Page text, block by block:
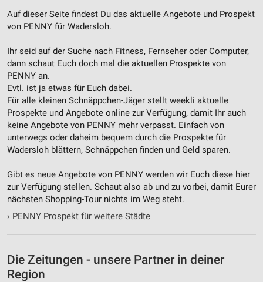
Auf dieser Seite findest Du das aktuelle Angebote und Prospekt
von PENNY für Wadersloh.
Ihr seid auf der Suche nach Fitness, Fernseher oder Computer,
dann schaut Euch doch mal die aktuellen Prospekte von
PENNY an.
Evtl. ist ja etwas für Euch dabei.
Für alle kleinen Schnäppchen-Jäger stellt weekli aktuelle
Prospekte und Angebote online zur Verfügung, damit Ihr auch
keine Angebote von PENNY mehr verpasst. Einfach von
unterwegs oder daheim bequem durch die Prospekte für
Wadersloh blättern, Schnäppchen finden und Geld sparen.
Gibt es neue Angebote von PENNY werden wir Euch diese hier
zur Verfügung stellen. Schaut also ab und zu vorbei, damit Eurer
nächsten Shopping-Tour nichts im Weg steht.
› PENNY Prospekt für weitere Städte
Die Zeitungen - unsere Partner in deiner
Region